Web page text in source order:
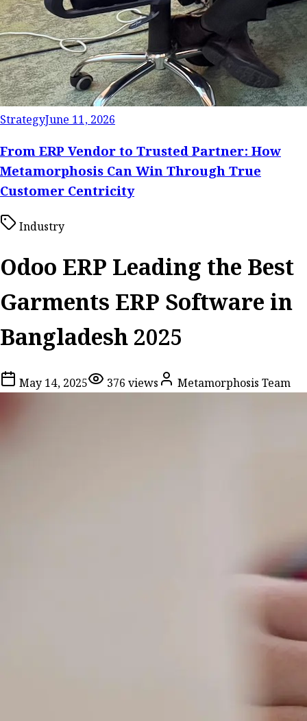
StrategyJune 11, 2026
From ERP Vendor to Trusted Partner: How
Metamorphosis Can Win Through True
Customer Centricity
Industry
Odoo ERP Leading the Best
Garments ERP Software in
Bangladesh 2025
May 14, 2025 376 views Metamorphosis Team